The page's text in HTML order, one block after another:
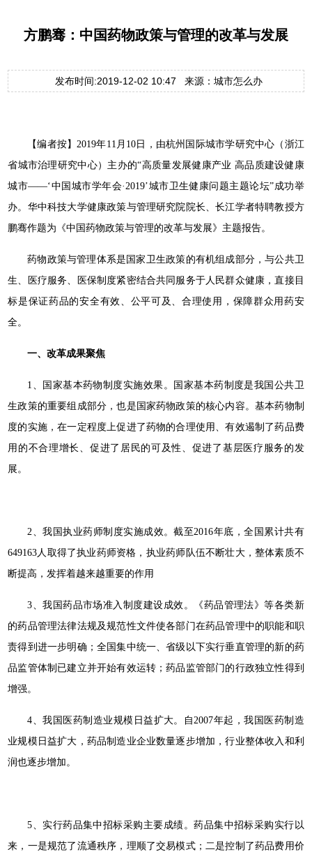
方鹏骞：中国药物政策与管理的改革与发展
发布时间:2019-12-02 10:47 来源：城市怎么办
【编者按】2019年11月10日，由杭州国际城市学研究中心（浙江
省城市治理研究中心）主办的“高质量发展健康产业 高品质建设健康
城市——‘中国城市学年会·2019’城市卫生健康问题主题论坛”成功举
办。华中科技大学健康政策与管理研究院院长、长江学者特聘教授方
鹏骞作题为《中国药物政策与管理的改革与发展》主题报告。
药物政策与管理体系是国家卫生政策的有机组成部分，与公共卫
生、医疗服务、医保制度紧密结合共同服务于人民群众健康，直接目
标是保证药品的安全有效、公平可及、合理使用，保障群众用药安
全。
一、改革成果聚焦
1、国家基本药物制度实施效果。国家基本药制度是我国公共卫
生政策的重要组成部分，也是国家药物政策的核心内容。基本药物制
度的实施，在一定程度上促进了药物的合理使用、有效遏制了药品费
用的不合理增长、促进了居民的可及性、促进了基层医疗服务的发
展。
2、我国执业药师制度实施成效。截至2016年底，全国累计共有
649163人取得了执业药师资格，执业药师队伍不断壮大，整体素质不
断提高，发挥着越来越重要的作用
3、我国药品市场准入制度建设成效。《药品管理法》等各类新
的药品管理法律法规及规范性文件使各部门在药品管理中的职能和职
责得到进一步明确；全国集中统一、省级以下实行垂直管理的新的药
品监管体制已建立并开始有效运转；药品监管部门的行政独立性得到
增强。
4、我国医药制造业规模日益扩大。自2007年起，我国医药制造
业规模日益扩大，药品制造业企业数量逐步增加，行业整体收入和利
润也逐步增加。
5、实行药品集中招标采购主要成绩。药品集中招标采购实行以
来，一是规范了流通秩序，理顺了交易模式；二是控制了药品费用价